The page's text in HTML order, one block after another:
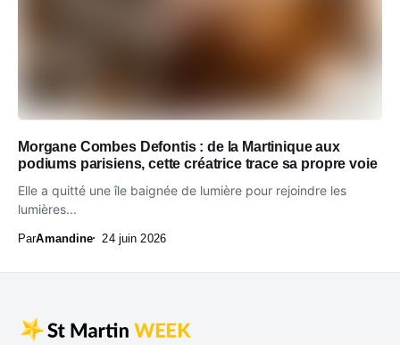
Morgane Combes Defontis : de la Martinique aux
podiums parisiens, cette créatrice trace sa propre voie
Elle a quitté une île baignée de lumière pour rejoindre les
lumières...
ParAmandine 24 juin 2026